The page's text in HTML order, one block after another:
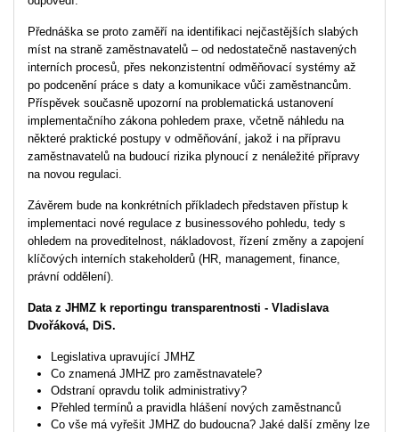
Přednáška se proto zaměří na identifikaci nejčastějších slabých
míst na straně zaměstnavatelů – od nedostatečně nastavených
interních procesů, přes nekonzistentní odměňovací systémy až
po podcenění práce s daty a komunikace vůči zaměstnancům.
Příspěvek současně upozorní na problematická ustanovení
implementačního zákona pohledem praxe, včetně náhledu na
některé praktické postupy v odměňování, jakož i na přípravu
zaměstnavatelů na budoucí rizika plynoucí z nenáležité přípravy
na novou regulaci.
Závěrem bude na konkrétních příkladech představen přístup k
implementaci nové regulace z businessového pohledu, tedy s
ohledem na proveditelnost, nákladovost, řízení změny a zapojení
klíčových interních stakeholderů (HR, management, finance,
právní oddělení).
Data z JHMZ k reportingu transparentnosti - Vladislava
Dvořáková, DiS.
Legislativa upravující JMHZ
Co znamená JMHZ pro zaměstnavatele?
Odstraní opravdu tolik administrativy?
Přehled termínů a pravidla hlášení nových zaměstnanců
Co vše má vyřešit JMHZ do budoucna? Jaké další změny lze